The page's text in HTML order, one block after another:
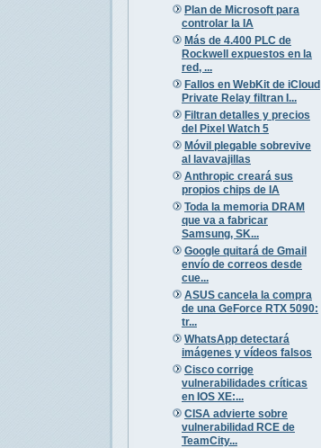
Plan de Microsoft para
controlar la IA
Más de 4.400 PLC de
Rockwell expuestos en la
red, ...
Fallos en WebKit de iCloud
Private Relay filtran I...
Filtran detalles y precios
del Pixel Watch 5
Móvil plegable sobrevive
al lavavajillas
Anthropic creará sus
propios chips de IA
Toda la memoria DRAM
que va a fabricar
Samsung, SK...
Google quitará de Gmail
envío de correos desde
cue...
ASUS cancela la compra
de una GeForce RTX 5090:
tr...
WhatsApp detectará
imágenes y vídeos falsos
Cisco corrige
vulnerabilidades críticas
en IOS XE:...
CISA advierte sobre
vulnerabilidad RCE de
TeamCity...